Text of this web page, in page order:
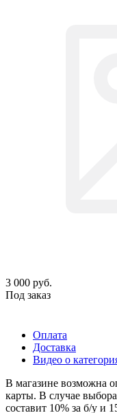
3 000 руб.
Под заказ
Оплата
Доставка
Видео о
В магазине возможна
карты. В случае
составит 10% за б/у и